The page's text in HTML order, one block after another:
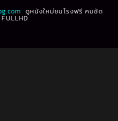
1990
ดูหนังใหม่ชนโรงฟรี คมชัด